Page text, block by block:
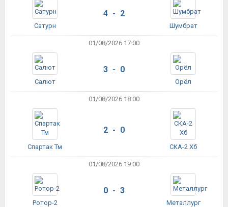
Сатурн
4 - 2
Шумбрат
01/08/2026 17:00
Салют
3 - 0
Орёл
01/08/2026 18:00
Спартак Тм
2 - 0
СКА-2 Хб
01/08/2026 19:00
Ротор-2
0 - 3
Металлург